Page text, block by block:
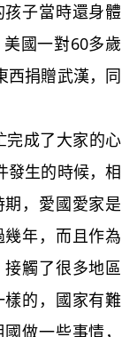
子當時還身體
國一對60多歲
西捐贈武漢，同
成了大家的心
發生的時候，相
，愛國愛家是
年，而且作為
觸了很多地區
的，國家有難
做一些事情，